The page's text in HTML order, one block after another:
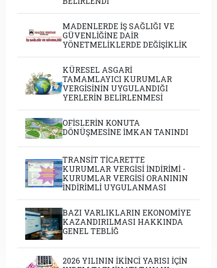
MADENLERDE İŞ SAĞLIĞI VE
GÜVENLİĞİNE DAİR
YÖNETMELİKLERDE DEĞİŞİKLİK
KÜRESEL ASGARİ
TAMAMLAYICI KURUMLAR
VERGİSİNİN UYGULANDIĞI
YERLERİN BELİRLENMESİ
OFİSLERİN KONUTA
DÖNÜŞMESİNE İMKAN TANINDI
TRANSİT TİCARETTE
KURUMLAR VERGİSİ İNDİRİMİ -
KURUMLAR VERGİSİ ORANININ
İNDİRİMLİ UYGULANMASI
BAZI VARLIKLARIN EKONOMİYE
KAZANDIRILMASI HAKKINDA
GENEL TEBLİĞ
2026 YILININ İKİNCİ YARISI İÇİN